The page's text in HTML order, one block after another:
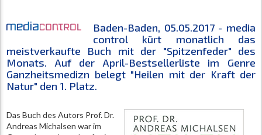
Baden-Baden, 05.05.2017 - media
control kürt monatlich das
meistverkaufte Buch mit der "Spitzenfeder" des
Monats. Auf der April-Bestsellerliste im Genre
Ganzheitsmedizn belegt "Heilen mit der Kraft der
Natur" den 1. Platz.
Das Buch des Autors Prof. Dr.
Andreas Michalsen war im